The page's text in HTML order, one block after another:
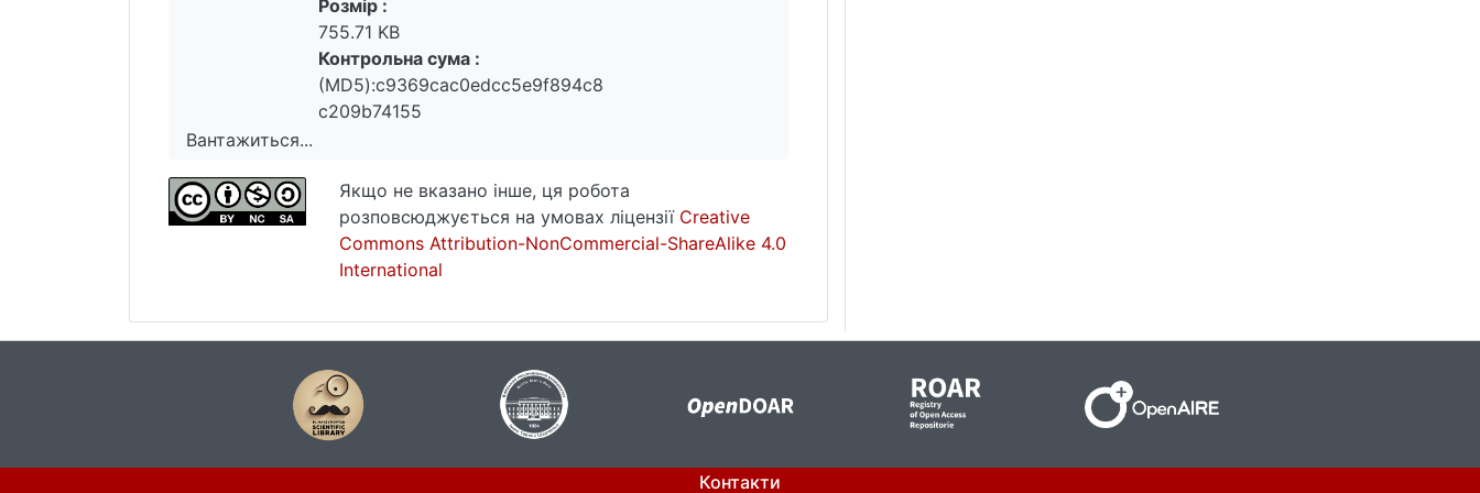
Вантажиться...
Вантажиться...
Розмір :
755.71 KB
Контрольна сума :
(MD5):c9369cac0edcc5e9f894c8
c209b74155
Якщо не вказано інше, ця робота
розповсюджується на умовах ліцензії Creative
Commons Attribution-NonCommercial-ShareAlike 4.0
International
Контакти